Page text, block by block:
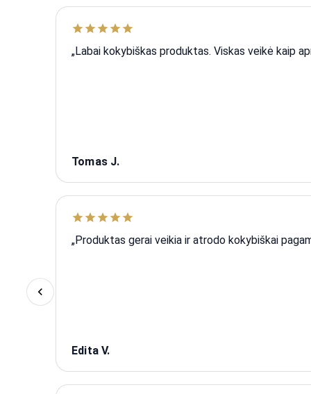
„Labai kokybiškas produktas. Viskas veikė kaip
Tomas J.
„Produktas gerai veikia ir atrodo kokybiškai
Edita V.